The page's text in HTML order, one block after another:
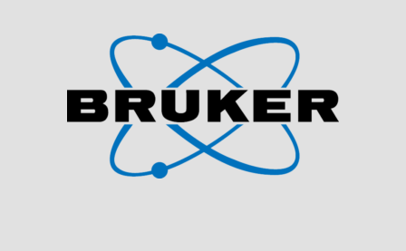
Visit Sponsor Page